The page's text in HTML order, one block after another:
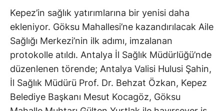
Kepez’in sağlık yatırımlarına bir yenisi daha
ekleniyor. Göksu Mahallesi’ne kazandırılacak Aile
Sağlığı Merkezi’nin ilk adımı, imzalanan
protokolle atıldı. Antalya İl Sağlık Müdürlüğü’nde
düzenlenen törende; Antalya Valisi Hulusi Şahin,
İl Sağlık Müdürü Prof. Dr. Behzat Özkan, Kepez
Belediye Başkanı Mesut Kocagöz, Göksu